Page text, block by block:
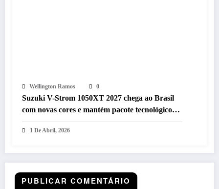
Wellington Ramos 0
Suzuki V-Strom 1050XT 2027 chega ao Brasil
com novas cores e mantém pacote tecnológico
avançado
1 De Abril, 2026
PUBLICAR COMENTÁRIO